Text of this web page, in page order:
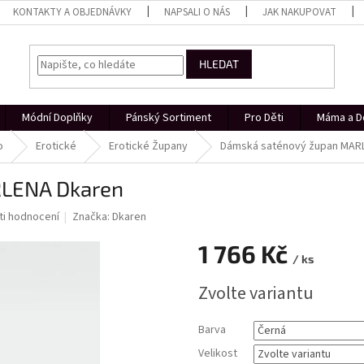
KONTAKTY A OBJEDNÁVKY NAPSALI O NÁS JAK NAKUPOVAT
HLEDAT
Módní Doplňky Pánský Sortiment Pro Děti Máma a
Erotické Erotické Župany Dámská saténový župan
Dkaren
hodnocení Značka:Dkaren
1 766 Kč / ks
cena:
Zvolte variantu
Barva
Velikost